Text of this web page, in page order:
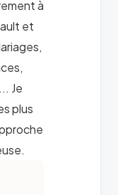
à
et
Je
plus